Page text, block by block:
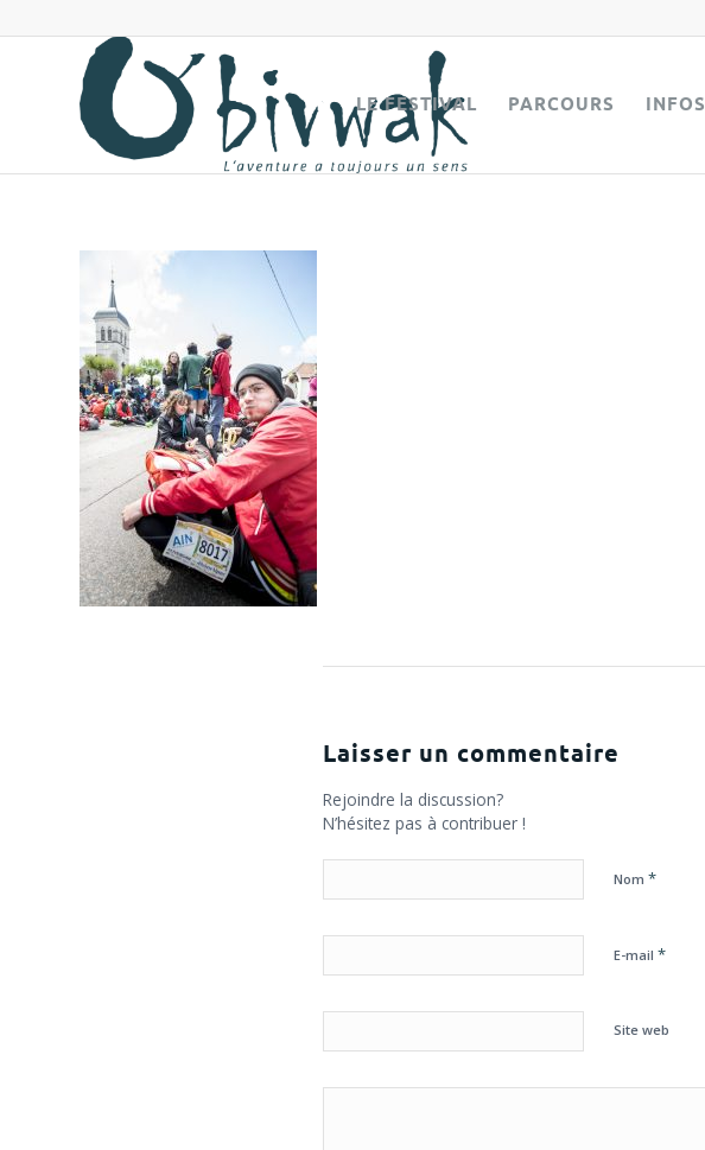
LE FESTIVAL PARCOURS INFOS
Laisser un commentaire
Rejoindre la discussion?
N’hésitez pas à contribuer !
Nom *
E-mail *
Site web